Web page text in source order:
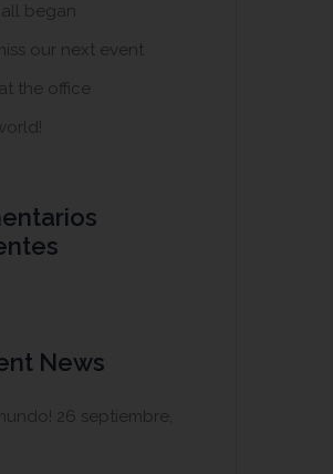
began
our next event
the office
News
26 septiembre,